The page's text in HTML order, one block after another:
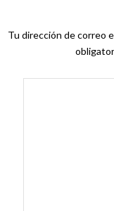
Tu dirección de correo